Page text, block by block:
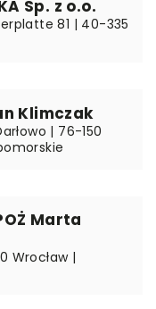
Sp. z o.o.
81 | 40-335
Klimczak
| 76-150
Marta
Wrocław |